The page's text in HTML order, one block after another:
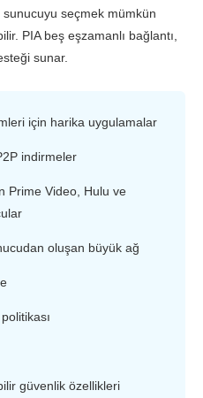
seçmek mümkün
PIA beş eşzamanlı bağlantı,
sunar.
için harika uygulamalar
indirmeler
Prime Video, Hulu ve
oluşan büyük ağ
güvenlik özellikleri